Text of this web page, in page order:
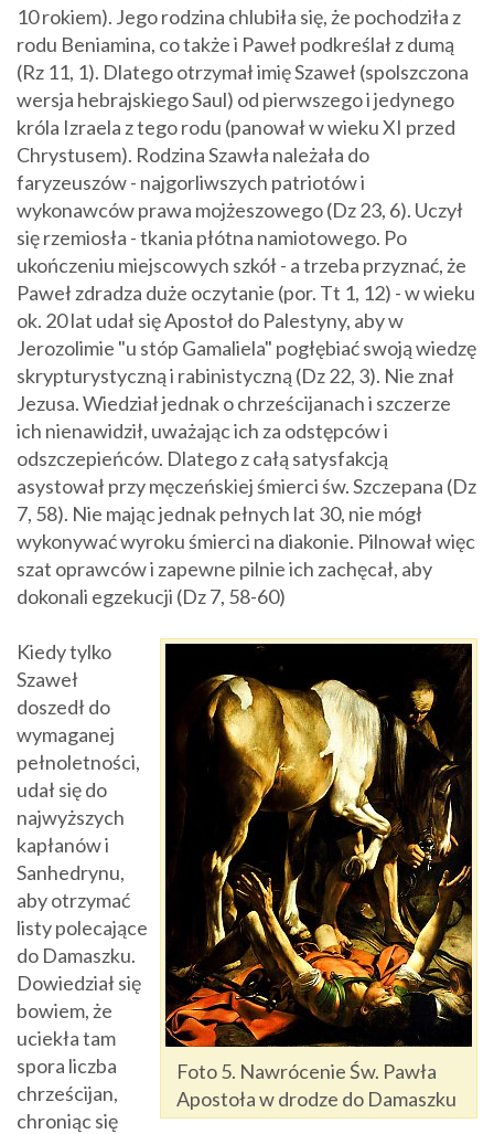
10 rokiem). Jego rodzina chlubiła się, że pochodziła z
rodu Beniamina, co także i Paweł podkreślał z dumą
(Rz 11, 1). Dlatego otrzymał imię Szaweł (spolszczona
wersja hebrajskiego Saul) od pierwszego i jedynego
króla Izraela z tego rodu (panował w wieku XI przed
Chrystusem). Rodzina Szawła należała do
faryzeuszów - najgorliwszych patriotów i
wykonawców prawa mojżeszowego (Dz 23, 6). Uczył
się rzemiosła - tkania płótna namiotowego. Po
ukończeniu miejscowych szkół - a trzeba przyznać, że
Paweł zdradza duże oczytanie (por. Tt 1, 12) - w wieku
ok. 20 lat udał się Apostoł do Palestyny, aby w
Jerozolimie "u stóp Gamaliela" pogłębiać swoją wiedzę
skrypturystyczną i rabinistyczną (Dz 22, 3). Nie znał
Jezusa. Wiedział jednak o chrześcijanach i szczerze
ich nienawidził, uważając ich za odstępców i
odszczepieńców. Dlatego z całą satysfakcją
asystował przy męczeńskiej śmierci św. Szczepana (Dz
7, 58). Nie mając jednak pełnych lat 30, nie mógł
wykonywać wyroku śmierci na diakonie. Pilnował więc
szat oprawców i zapewne pilnie ich zachęcał, aby
dokonali egzekucji (Dz 7, 58-60)
Foto 5. Nawrócenie Św. Pawła
Apostoła w drodze do Damaszku
Kiedy tylko
Szaweł
doszedł do
wymaganej
pełnoletności,
udał się do
najwyższych
kapłanów i
Sanhedrynu,
aby otrzymać
listy polecające
do Damaszku.
Dowiedział się
bowiem, że
uciekła tam
spora liczba
chrześcijan,
chroniąc się